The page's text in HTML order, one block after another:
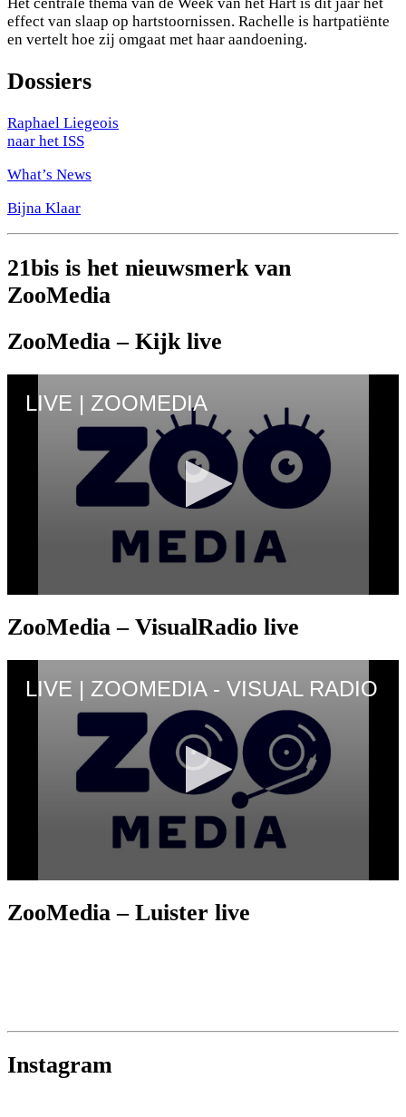
effect van slaap op hartstoornissen. Rachelle is hartpatiënte
en vertelt hoe zij omgaat met haar aandoening.
Dossiers
Raphael Liegeois
naar het ISS
What’s News
Bijna Klaar
21bis is het nieuwsmerk van
ZooMedia
ZooMedia – Kijk live
ZooMedia – VisualRadio live
ZooMedia – Luister live
Instagram